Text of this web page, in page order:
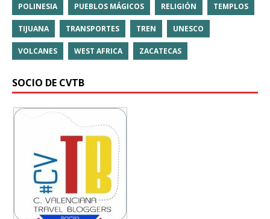
POLINESIA PUEBLOS MÁGICOS RELIGIÓN TEMPLOS
TIJUANA TRANSPORTES TREN UNESCO
VOLCANES WEST AFRICA ZACATECAS
SOCIO DE CVTB